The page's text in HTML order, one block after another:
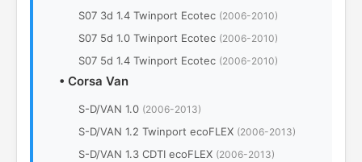
S07 3d 1.4 Twinport Ecotec (2006-2010)
S07 5d 1.0 Twinport Ecotec (2006-2010)
S07 5d 1.4 Twinport Ecotec (2006-2010)
• Corsa Van
S-D/VAN 1.0 (2006-2013)
S-D/VAN 1.2 Twinport ecoFLEX (2006-2013)
S-D/VAN 1.3 CDTI ecoFLEX (2006-2013)